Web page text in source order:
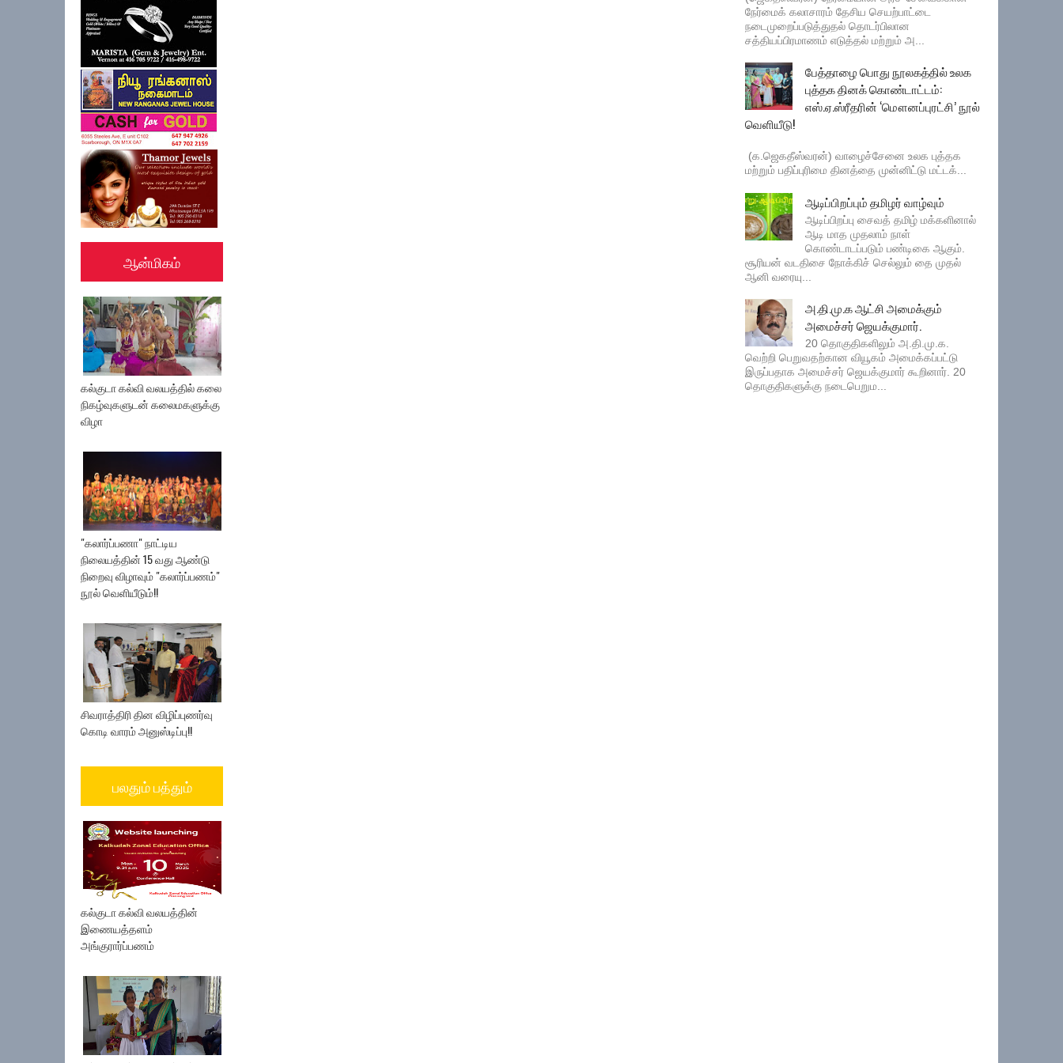
ஆன்மிகம்
கல்குடா கல்வி வலயத்தில் கலை
நிகழ்வுகளுடன் கலைமகளுக்கு
விழா
"கலார்ப்பணா" நாட்டிய
நிலையத்தின் 15 வது ஆண்டு
நிறைவு விழாவும் "கலார்ப்பணம்"
நூல் வெளியீடும்!!
சிவராத்திரி தின விழிப்புணர்வு
கொடி வாரம் அனுஸ்டிப்பு!!
பலதும் பத்தும்
கல்குடா கல்வி வலயத்தின்
இணையத்தளம்
அங்குரார்ப்பணம்
நேர்மைக் கலாசாரம் தேசிய செயற்பாட்டை
நடைமுறைப்படுத்துதல் தொடர்பிலான
சத்தியப்பிரமாணம் எடுத்தல் மற்றும் அ...
பேத்தாழை பொது நூலகத்தில் உலக
புத்தக தினக் கொண்டாட்டம்:
எஸ்.ஏ.ஸ்ரீதரின் ‘மௌனப்புரட்சி’ நூல்
வெளியீடு!
(க.ஜெகதீஸ்வரன்) வாழைச்சேனை உலக புத்தக
மற்றும் பதிப்புரிமை தினத்தை முன்னிட்டு மட்டக்...
ஆடிப்பிறப்பும் தமிழர் வாழ்வும்
ஆடிப்பிறப்பு சைவத் தமிழ் மக்களினால்
ஆடி மாத முதலாம் நாள்
கொண்டாடப்படும் பண்டிகை ஆகும்.
சூரியன் வடதிசை நோக்கிச் செல்லும் தை முதல்
ஆனி வரையு...
அ.தி.மு.க ஆட்சி அமைக்கும்
அமைச்சர் ஜெயக்குமார்.
20 தொகுதிகளிலும் அ.தி.மு.க.
வெற்றி பெறுவதற்கான வியூகம் அமைக்கப்பட்டு
இருப்பதாக அமைச்சர் ஜெயக்குமார் கூறினார். 20
தொகுதிகளுக்கு நடைபெறும...